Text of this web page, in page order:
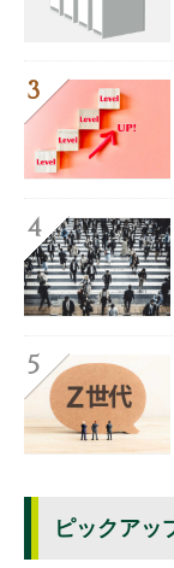
ピックアッ